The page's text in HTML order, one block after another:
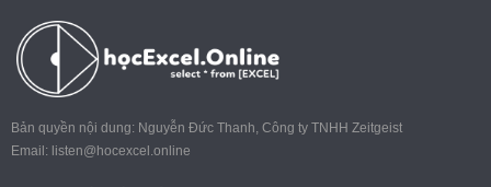
Bản quyền nội dung: Nguyễn Đức Thanh, Công ty TNHH Zeitgeist
Email: listen@hocexcel.online